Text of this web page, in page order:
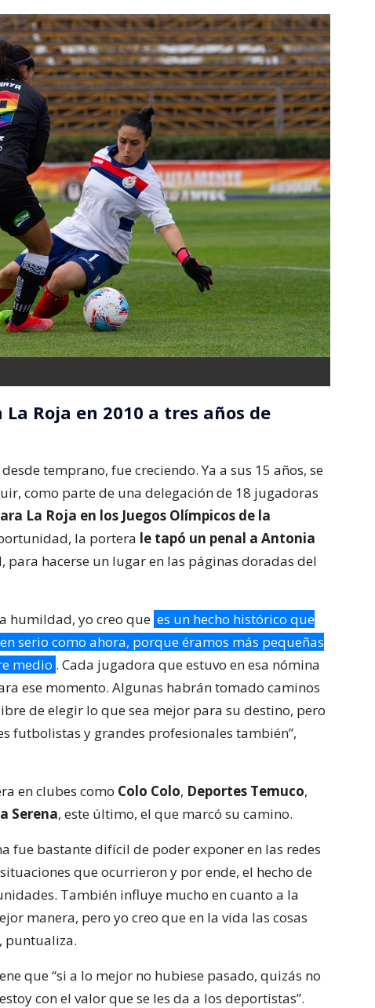
Roja en 2010 a tres años de
temprano, fue creciendo. Ya a sus 15 años, se
como parte de una delegación de 18 jugadoras
La Roja en los Juegos Olímpicos de la
la portera le tapó un penal a Antonia
para hacerse un lugar en las páginas doradas del
humildad, yo creo que es un hecho histórico que
serio como ahora, porque éramos más pequeñas
medio . Cada jugadora que estuvo en esa nómina
ese momento. Algunas habrán tomado caminos
de elegir lo que sea mejor para su destino, pero
futbolistas y grandes profesionales también”,
en clubes como Colo Colo, Deportes Temuco,
Serena, este último, el que marcó su camino.
fue bastante difícil de poder exponer en las redes
que ocurrieron y por ende, el hecho de
También influye mucho en cuanto a la
manera, pero yo creo que en la vida las cosas
puntualiza.
que “si a lo mejor no hubiese pasado, quizás no
con el valor que se les da a los deportistas”.